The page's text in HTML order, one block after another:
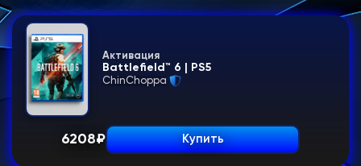
Активация
Battlefield™ 6 | PS5
ChinChoppa
6208₽ Купить